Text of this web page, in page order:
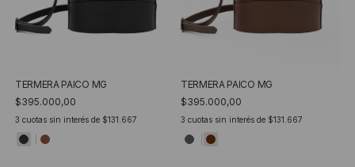
TERMERA PAICO MG
$395.000,00
3 cuotas sin interés de $131.667
TERMERA PAICO MG
$395.000,00
3 cuotas sin interés de $131.667